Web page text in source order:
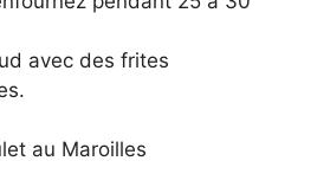
avec des frites